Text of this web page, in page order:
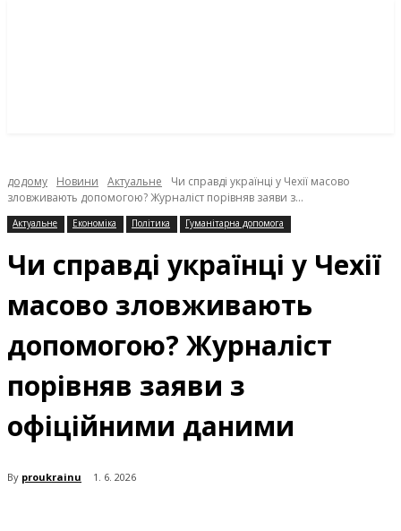
додому Новини Актуальне
Чи справді українці у Чехії масово
зловживають допомогою? Журналіст порівняв заяви з...
Актуальне Економіка Політика Гуманітарна допомога
Чи справді українці у Чехії
масово зловживають
допомогою? Журналіст
порівняв заяви з
офіційними даними
By proukrainu 1. 6. 2026